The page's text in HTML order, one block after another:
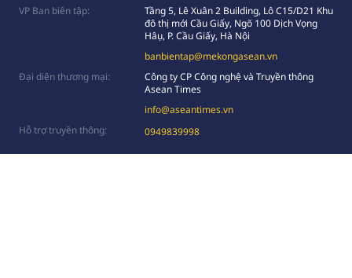
VP Ban biên tập:
Tầng 5, Lê Xuân 2 Building, Lô C15/D21 Khu
đô thị mới Cầu Giấy, Ngõ 100 Dịch Vọng
Hâụ, P. Cầu Giấy, Hà Nội
banbientap@mekongasean.vn
Đại diện thương mại:
Công ty CP Công nghệ và Truyền thông
Asean Times
info@aseantimes.vn
Hỗ trợ truyền thông:
0949839998